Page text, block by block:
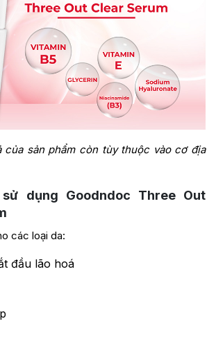
của sản phẩm còn tùy thuộc vào cơ địa
dụng Goodndoc Three Out
các loại da:
đầu lão hoá